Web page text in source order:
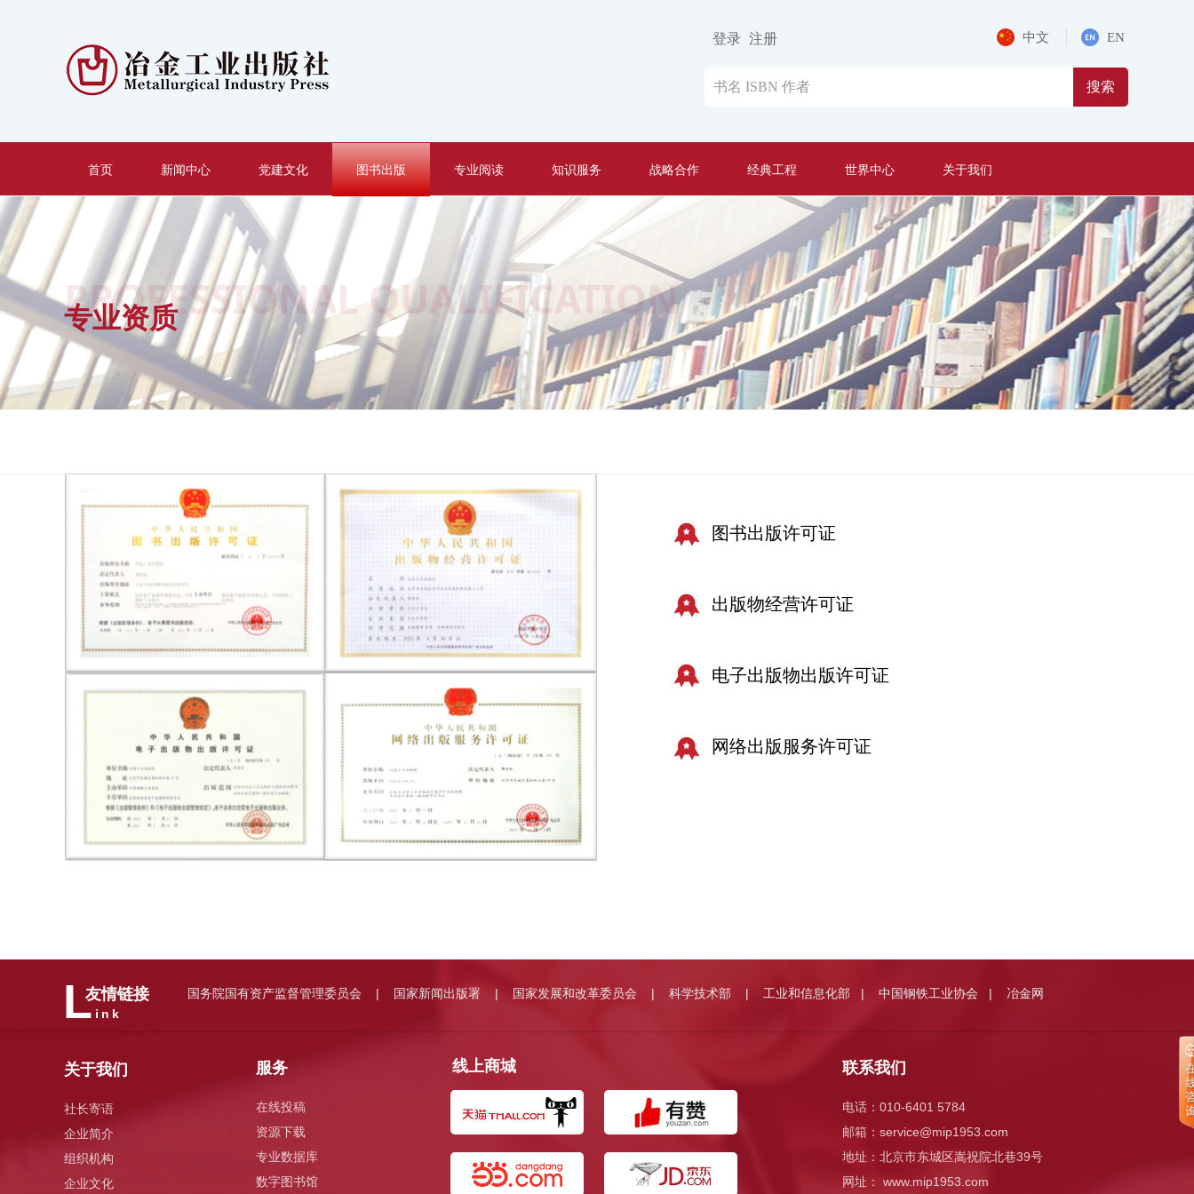
搜索
中文 EN
登录 注册
首页 新闻中心 党建文化 图书出版 专业阅读 知识服务 战略合作 经典工程 世界中心 关于我们
图书出版许可证
出版物经营许可证
电子出版物出版许可证
网络出版服务许可证
专业资质
PROFESSIONAL QUALIFICATION
关于我们
社长寄语
企业简介
组织机构
企业文化
服务
在线投稿
资源下载
专业数据库
数字图书馆
线上商城 联系我们
电话：010-6401 5784
邮箱： service@mip1953.com
地址：北京市东城区嵩祝院北巷39号
网址： www.mip1953.com
国务院国有资产监督管理委员会 | 国家新闻出版署 | 国家发展和改革委员会 | 科学技术部 | 工业和信息化部 | 中国钢铁工业协会 | 冶金网
Link
友情链接